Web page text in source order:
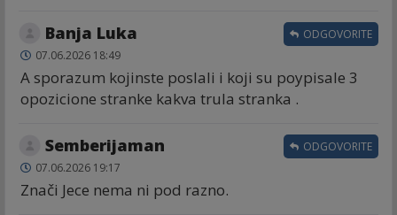
Banja Luka
07.06.2026 18:49
A sporazum kojinste poslali i koji su poypisale 3
opozicione stranke kakva trula stranka .
ODGOVORITE
Semberijaman
07.06.2026 19:17
Znači Jece nema ni pod razno.
ODGOVORITE